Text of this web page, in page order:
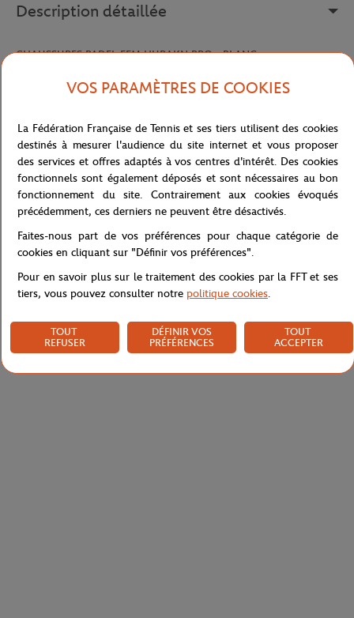
Description détaillée
CHAUSSURES PADEL FEM HURAKN PRO - BLANC
Référence : WRS330480E
Caractéristiques
Livraison et retours
VOS PARAMÈTRES DE COOKIES
La Fédération Française de Tennis et ses tiers utilisent des cookies
destinés à mesurer l'audience du site internet et vous proposer
des services et offres adaptés à vos centres d'intérêt. Des cookies
fonctionnels sont également déposés et sont nécessaires au bon
fonctionnement du site. Contrairement aux cookies évoqués
précédemment, ces derniers ne peuvent être désactivés.
Faites-nous part de vos préférences pour chaque catégorie de
cookies en cliquant sur "Définir vos préférences".
Pour en savoir plus sur le traitement des cookies par la FFT et ses
tiers, vous pouvez consulter notre politique cookies.
TOUT
REFUSER
DÉFINIR VOS
PRÉFÉRENCES
TOUT
ACCEPTER